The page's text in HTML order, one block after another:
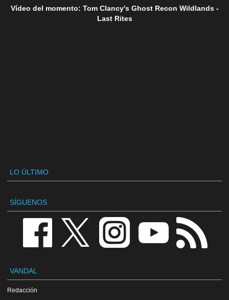
Vídeo del momento: Tom Clancy's Ghost Recon Wildlands -
Last Rites
LO ÚLTIMO
SÍGUENOS
VANDAL
Redacción